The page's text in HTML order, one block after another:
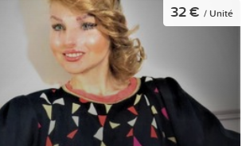
32 € / Unité